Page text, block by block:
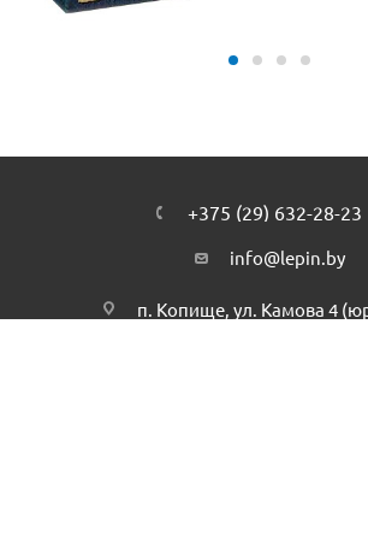
+375 (29) 632-28-23
info@lepin.by
п. Копище, ул. Камова 4